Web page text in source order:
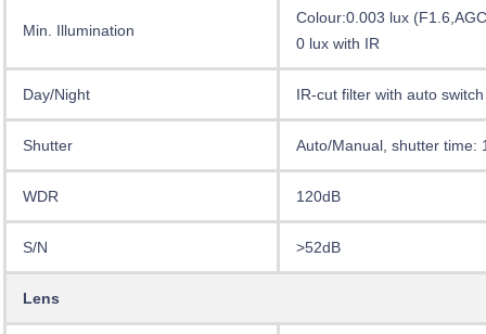
Min. Illumination
Colour:0.003 lux
0 lux with IR
Day/Night IR-cut filter with auto
Shutter Auto/Manual, shutter time:
WDR 120dB
S/N >52dB
Lens